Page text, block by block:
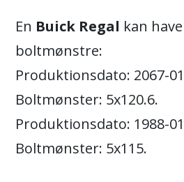
En Buick Regal kan
boltmønstre:
Produktionsdato: 2067-
Boltmønster: 5x120.6.
Produktionsdato: 1988-
Boltmønster: 5x115.